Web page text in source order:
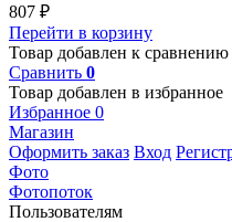
807 ₽
Перейти в корзину
Товар добавлен к сравнению
Сравнить 0
Товар добавлен в избранное
Избранное 0
Магазин
Оформить заказ Вход
Фото
Фотопоток
Пользователям